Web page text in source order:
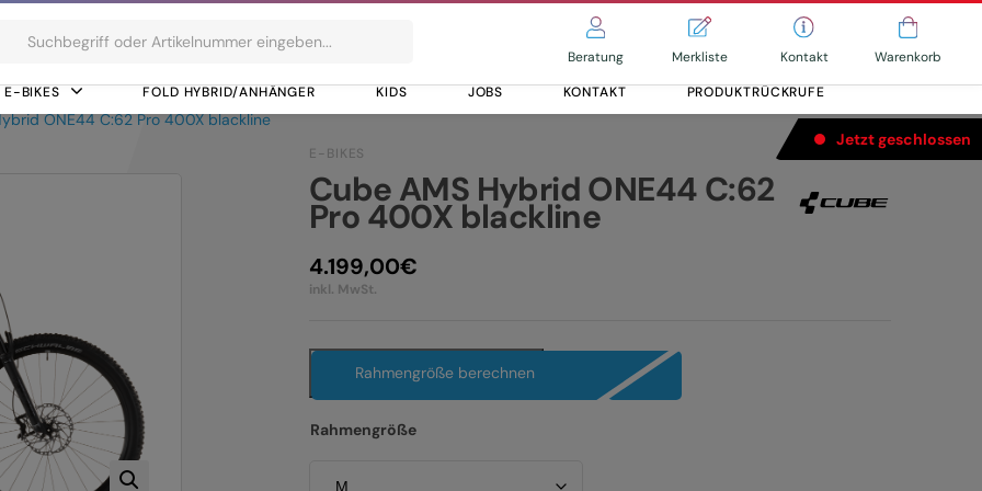
Beratung Merkliste Kontakt
Warenkorb
Alle entdecken
E-BIKES
Alle entdecken
FOLD HYBRID/ANHÄNGER KIDS JOBS KONTAKT PRODUKTRÜCKRUFE
Jetzt geschlossen
ONE44 C:62 Pro 400X blackline
E-BIKES
Cube AMS Hybrid ONE44 C:62
Pro 400X blackline
4.199,00€
inkl. MwSt.
Rahmengröße berechnen
Rahmengröße